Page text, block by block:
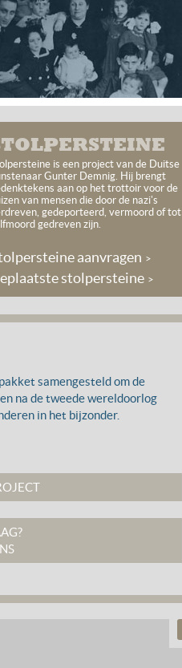
is een project van de Duitse
Gunter Demnig. Hij brengt
aan op het trottoir voor de
van mensen die door de nazi's
gedeporteerd, ver­moord of tot
gedreven zijn.
aanvragen
stolpersteine
samengesteld om de
na de tweede wereldoorlog
in het bijzonder.